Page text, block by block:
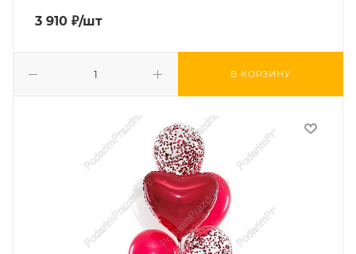
3 910 ₽/шт
В КОРЗИНУ